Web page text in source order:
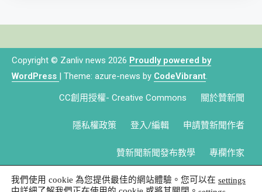
Copyright © Zanliv news 2026 Proudly powered by
WordPress | Theme: azure-news by CodeVibrant.
CC創用授權- Creative Commons 關於贊新聞
隱私權政策 登入/編輯 申請贊新聞作者
贊新聞新聞發布教學 專欄作家
我們使用 cookie 為您提供最佳的網站體驗。您可以在 settings